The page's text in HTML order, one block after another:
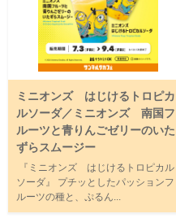
ミニオンズ はじけるトロピカ
ルソーダ／ミニオンズ 南国フ
ルーツと青りんごゼリーのいた
ずらスムージー
『ミニオンズ はじけるトロピカル
ソーダ』 プチッとしたパッションフ
ルーツの種と、ぷるん...